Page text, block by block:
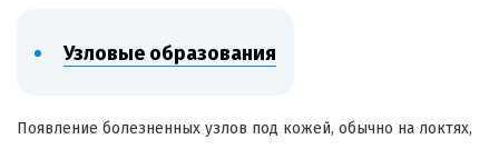
Узловые образования
Появление болезненных узлов под кожей, обычно на локтях,